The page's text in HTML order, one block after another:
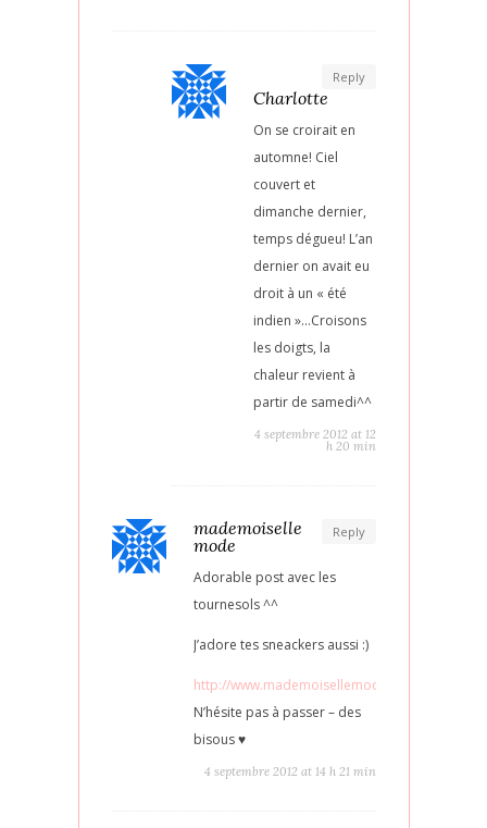
Reply
Charlotte
On se croirait en
automne! Ciel
couvert et
dimanche dernier,
temps dégueu! L’an
dernier on avait eu
droit à un « été
indien »…Croisons
les doigts, la
chaleur revient à
partir de samedi^^
4 septembre 2012 at 12
h 20 min
Reply
mademoiselle
mode
Adorable post avec les
tournesols ^^
J’adore tes sneackers aussi :)
http://www.mademoisellemode.com/
N’hésite pas à passer – des
bisous ♥
4 septembre 2012 at 14 h 21 min